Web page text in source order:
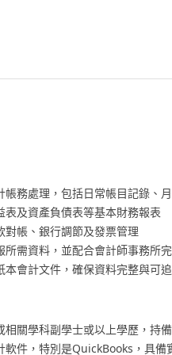
帳務處理，包括日常帳目記錄、
表及資產負債表等基本財務報表
對帳、銀行調節及發票管理
所需資料，並配合會計師事務所
本會計文件，確保資料完整與可
相關學科副學士或以上學歷，持
軟件，特別是QuickBooks，具備